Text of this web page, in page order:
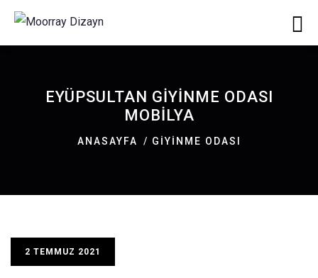
EYÜPSULTAN GIYINME ODASI
MOBILYA
ANASAYFA GIYINME ODASI
2 TEMMUZ 2021